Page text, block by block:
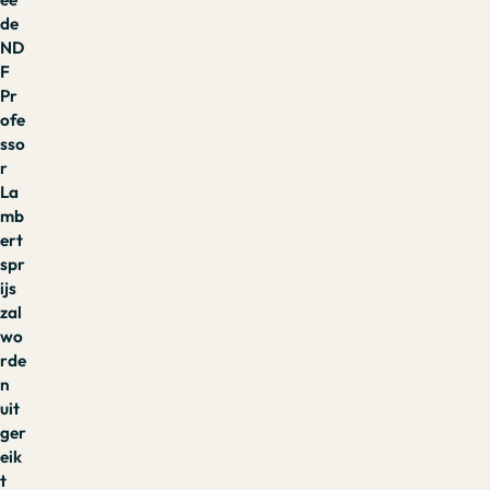
de
ND
F
Pr
ofe
sso
r
La
mb
ert
spr
ijs
zal
wo
rde
n
uit
ger
eik
t